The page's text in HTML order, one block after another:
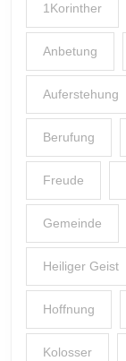
1Korinther
Anbetung
Auferstehung
Berufung
Freude
Gemeinde
Heiliger Geist
Hoffnung
Kolosser